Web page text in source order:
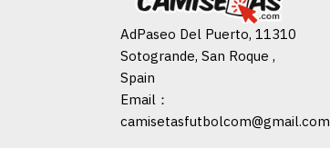
AdPaseo Del Puerto, 11310
Sotogrande, San Roque ,
Spain
Email：
camisetasfutbolcom@gmail.com